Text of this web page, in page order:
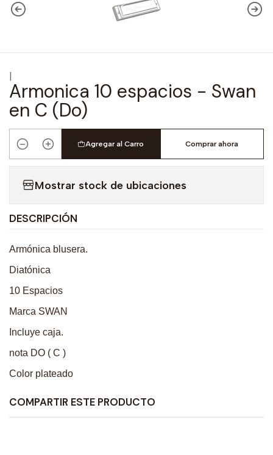
|
Armonica 10 espacios - Swan
en C (Do)
Cantidad
Agregar al Carro Comprar ahora
Mostrar stock de ubicaciones
DESCRIPCIÓN
Armónica blusera.
Diatónica
10 Espacios
Marca SWAN
Incluye caja.
nota DO ( C )
Color plateado
COMPARTIR ESTE PRODUCTO